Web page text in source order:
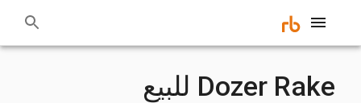
Dozer Rake للبيع